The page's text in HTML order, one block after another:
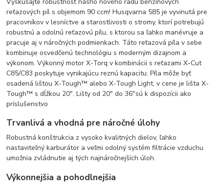
reťazových píl s objemom 90 ccm! Husqvarna 585 je vyvinutá pre
pracovníkov v lesníctve a starostlivosti o stromy, ktorí potrebujú
robustnú a odolnú reťazovú pílu, s ktorou sa ľahko manévruje a
pracuje aj v náročných podmienkach. Táto reťazová píla v sebe
kombinuje osvedčenú technológiu s moderným dizajnom a
výkonom. Výkonný motor X-Torq v kombinácii s reťazami X-Cut
C85/C83 poskytuje vynikajúcu reznú kapacitu. Píla môže byť
osadená lištou X-Tough™ alebo X-Tough Light, v cene je lišta X-
Tough™ s dĺžkou 20". Lišty od 20" do 36"sú k dispozícii ako
príslušenstvo
Trvanlivá a vhodná pre náročné úlohy
Robustná konštrukcia z vysoko kvalitných dielov, ľahko
nastaviteľný karburátor a veľmi odolný systém filtrácie vzduchu
umožnia zvládnutie aj tých najnáročnejších úloh.
Výkonnejšia a pohodlnejšia